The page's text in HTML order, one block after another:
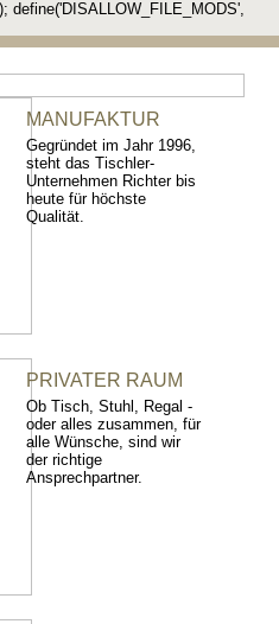
define('DISALLOW_FILE_MODS',
MANUFAKTUR
Gegründet im Jahr 1996,
steht das Tischler-
Unternehmen Richter bis
heute für höchste
Qualität.
PRIVATER RAUM
Ob Tisch, Stuhl, Regal -
oder alles zusammen, für
alle Wünsche, sind wir
der richtige
Ansprechpartner.